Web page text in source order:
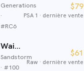
Generations
·
#RC6
$79
PSA 1 · dernière vente
Wailord ex
Sandstorm
· #100
$61
Raw · dernière vente